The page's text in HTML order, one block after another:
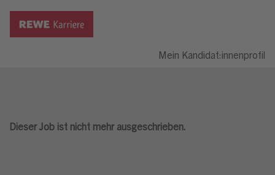
Mein Kandidat:innenprofil
Dieser Job ist nicht mehr ausgeschrieben.